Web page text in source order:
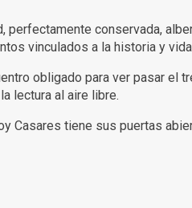
perfectamente conservada,
vinculados a la historia y
obligado para ver pasar el
lectura al aire libre.
Casares tiene sus puertas